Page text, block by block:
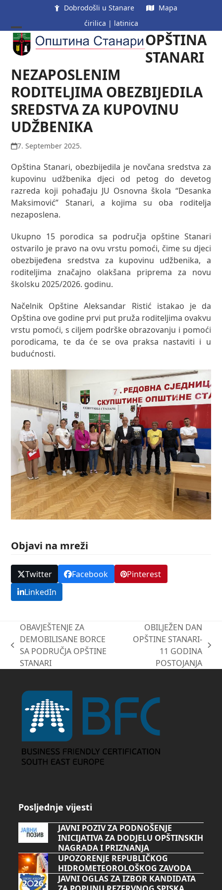
content
Dobrodošli u Stanare
Mapa
ćirilica | latinica
Open
mobile
menu
Close
mobile
menu
OPŠTINA
STANARI
NEZAPOSLENIM
RODITELJIMA OBEZBIJEDILA
SREDSTVA ZA KUPOVINU
UDŽBENIKA
7. September 2025.
Opština Stanari, obezbijedila je novčana sredstva za
kupovinu udžbenika djeci od petog do devetog
razreda koji pohađaju JU Osnovna škola “Desanka
Maksimović” Stanari, a kojima su oba roditelja
nezaposlena.
Ukupno 15 porodica sa područja opštine Stanari
ostvarilo je pravo na ovu vrstu pomoći, čime su djeci
obezbijeđena sredstva za kupovinu udžbenika, a
roditeljima značajno olakšana priprema za novu
školsku 2025/2026. godinu.
Načelnik Opštine Aleksandar Ristić istakao je da
Opština ove godine prvi put pruža roditeljima ovakvu
vrstu pomoći, s ciljem podrške obrazovanju i pomoći
porodicama, te da će se ova praksa nastaviti i u
budućnosti.
Objavi na mreži
Twitter Facebook
Pinterest
LinkedIn
previous
post:
OBAVJEŠTENJE ZA
DEMOBILISANE BORCE
SA PODRUČJA OPŠTINE
STANARI
OBILJEŽEN DAN
OPŠTINE STANARI-
11 GODINA
POSTOJANJA
Posljednje vijesti
JAVNI POZIV ZA PODNOŠENJE
INICIJATIVA ZA DODJELU OPŠTINSKIH
NAGRADA I PRIZNANJA
UPOZORENJE REPUBLIČKOG
HIDROMETEOROLOŠKOG ZAVODA
JAVNI OGLAS ZA IZBOR KANDIDATA